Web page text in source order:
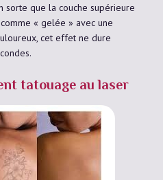
que la couche supérieure
« gelée » avec une
cet effet ne dure
tatouage au laser